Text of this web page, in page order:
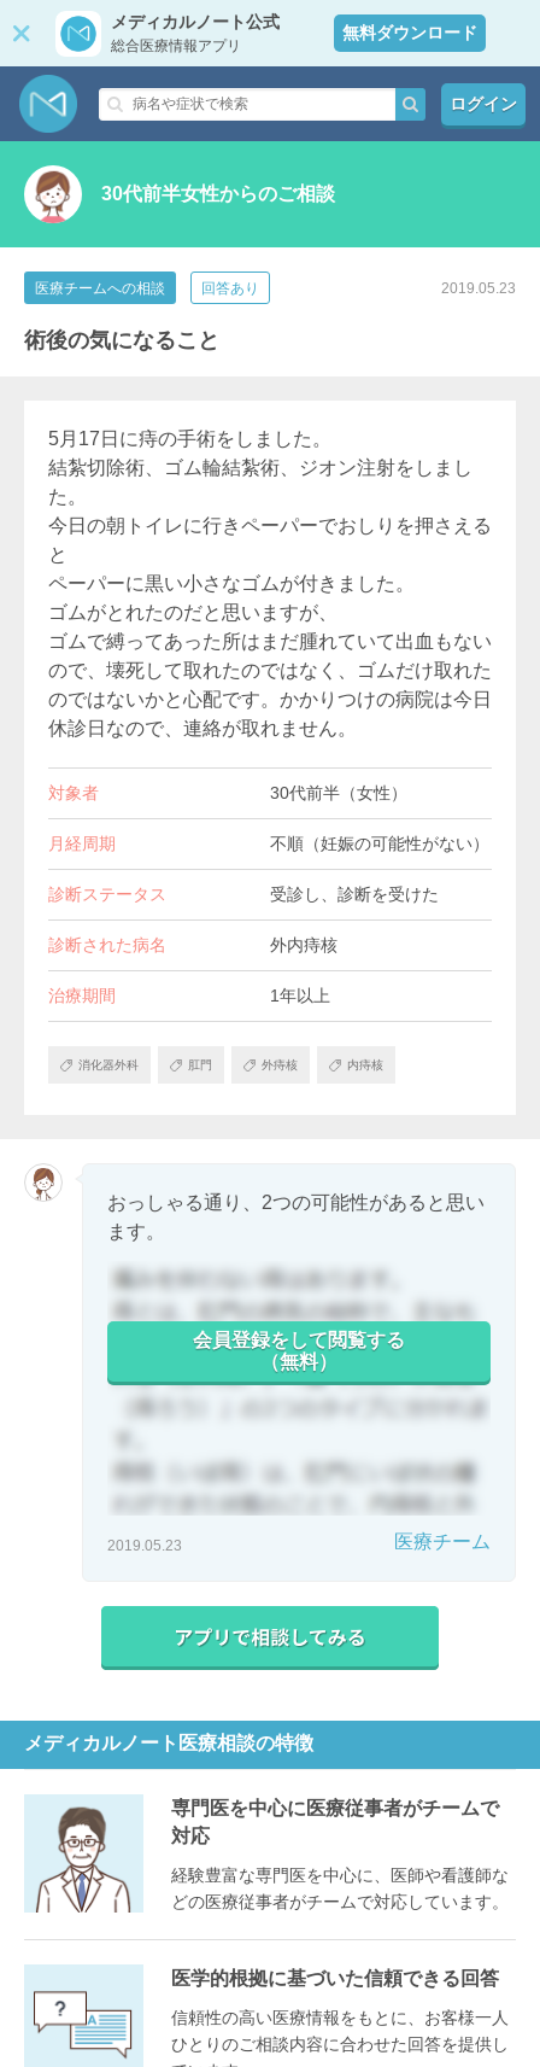
メディカルノート公式
総合医療情報アプリ
無料ダウンロード
ログイン
30代前半女性からのご相談
医療チームへの相談 回答あり 2019.05.23
術後の気になること
5月17日に痔の手術をしました。
結紮切除術、ゴム輪結紮術、ジオン注射をしまし
た。
今日の朝トイレに行きペーパーでおしりを押さえる
と
ペーパーに黒い小さなゴムが付きました。
ゴムがとれたのだと思いますが、
ゴムで縛ってあった所はまだ腫れていて出血もない
ので、壊死して取れたのではなく、ゴムだけ取れた
のではないかと心配です。かかりつけの病院は今日
休診日なので、連絡が取れません。
対象者 30代前半（女性）
月経周期 不順（妊娠の可能性がない）
診断ステータス 受診し、診断を受けた
診断された病名 外内痔核
治療期間 1年以上
消化器外科 肛門 外痔核 内痔核
おっしゃる通り、2つの可能性があると思い
ます。
会員登録をして閲覧する
（無料）
2019.05.23 医療チーム
メディカルノート医療相談の特徴
専門医を中心に医療従事者がチームで
対応
経験豊富な専門医を中心に、医師や看護師な
どの医療従事者がチームで対応しています。
医学的根拠に基づいた信頼できる回答
信頼性の高い医療情報をもとに、お客様一人
ひとりのご相談内容に合わせた回答を提供し